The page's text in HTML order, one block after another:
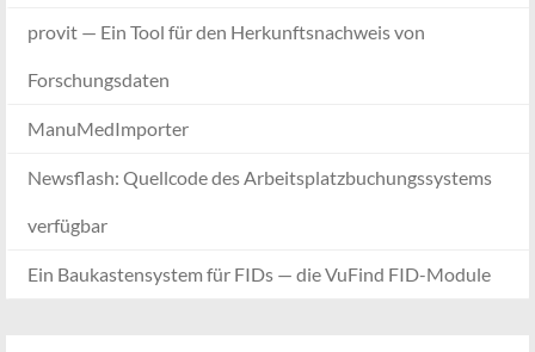
provit — Ein Tool für den Herkunftsnachweis von
Forschungsdaten
ManuMedImporter
Newsflash: Quellcode des Arbeitsplatzbuchungssystems
verfügbar
Ein Baukastensystem für FIDs — die VuFind FID-Module